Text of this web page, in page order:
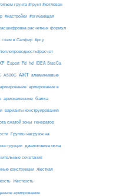
грунта #грунт #котлован
#настройки #огибающая
расчетных формул
схем в Сапфир #рсу
Export Fd hd IDEA StatiCa
А500С АЖТ алюминиевые
армирование армирование в
армокаменные балка
варианты конструирования
сжатой зоны генератор
Группы нагрузок на
диалоговые окна
сочетания
конструкции Жесткая
Жесткость
армирование